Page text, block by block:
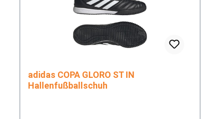
adidas COPA GLORO ST IN
Hallenfußballschuh